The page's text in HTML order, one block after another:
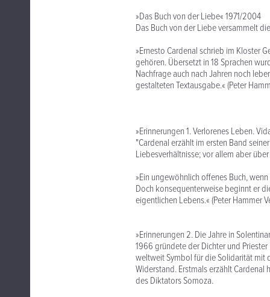
»Das Buch von der Liebe« 1971/2004
Das Buch von der Liebe versammelt
»Ernesto Cardenal schrieb im Kloster
gehören. Übersetzt in 18 Sprachen
Nachfrage auch nach Jahren noch
gestalteten Textausgabe.« (Peter
»Erinnerungen 1. Verlorenes Leben.
"Cardenal erzählt im ersten Band
Liebesverhältnisse; vor allem aber
»Ein ungewöhnlich offenes Buch,
Doch konsequenterweise beginnt er
eigentlichen Lebens.« (Peter Hammer
»Erinnerungen 2. Die Jahre in
1966 gründete der Dichter und
weltweit Symbol für die Solidarität mit
Widerstand. Erstmals erzählt
des Diktators Somoza.